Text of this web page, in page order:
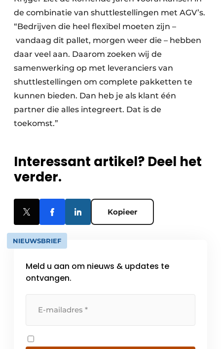
de combinatie van shuttlestellingen met AGV’s.
“Bedrijven die heel flexibel moeten zijn –
vandaag dit pallet, morgen weer die – hebben
daar veel aan. Daarom zoeken wij de
samenwerking op met leveranciers van
shuttlestellingen om complete pakketten te
kunnen bieden. Dan heb je als klant één
partner die alles integreert. Dat is de
toekomst.”
Interessant artikel? Deel het
verder.
Kopieer
NIEUWSBRIEF
Meld u aan om nieuws & updates te
ontvangen.